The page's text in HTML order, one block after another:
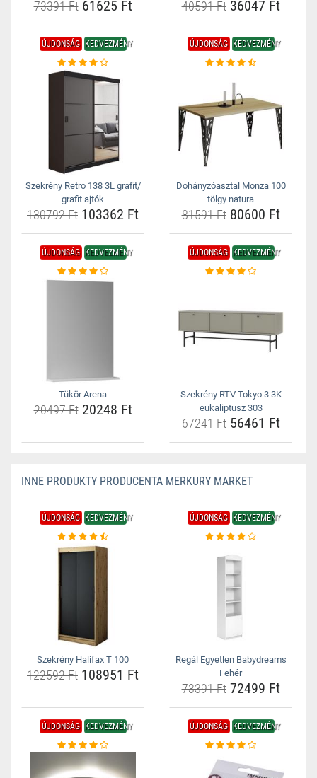
73391 Ft61625 Ft 40591 Ft36047 Ft
ÚJDONSÁG KEDVEZMÉNY
Szekrény Retro 138 3L grafit/
grafit ajtók
130792 Ft 103362 Ft
ÚJDONSÁG KEDVEZMÉNY
Dohányzóasztal Monza 100
tölgy natura
81591 Ft80600 Ft
ÚJDONSÁG KEDVEZMÉNY
Tükör Arena
20497 Ft20248 Ft
ÚJDONSÁG KEDVEZMÉNY
Szekrény RTV Tokyo 3 3K
eukaliptusz 303
67241 Ft56461 Ft
INNE PRODUKTY PRODUCENTA MERKURY MARKET
ÚJDONSÁG KEDVEZMÉNY
Szekrény Halifax T 100
122592 Ft 108951 Ft
ÚJDONSÁG KEDVEZMÉNY
Regál Egyetlen Babydreams
Fehér
73391 Ft72499 Ft
ÚJDONSÁG KEDVEZMÉNY ÚJDONSÁG KEDVEZMÉNY